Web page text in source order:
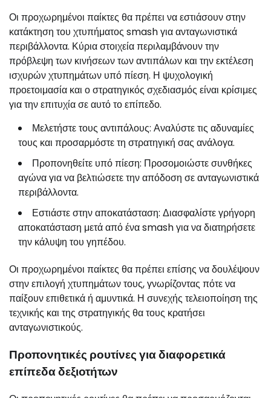
Οι προχωρημένοι παίκτες θα πρέπει να εστιάσουν στην
κατάκτηση του χτυπήματος smash για ανταγωνιστικά
περιβάλλοντα. Κύρια στοιχεία περιλαμβάνουν την
πρόβλεψη των κινήσεων των αντιπάλων και την εκτέλεση
ισχυρών χτυπημάτων υπό πίεση. Η ψυχολογική
προετοιμασία και ο στρατηγικός σχεδιασμός είναι κρίσιμες
για την επιτυχία σε αυτό το επίπεδο.
Μελετήστε τους αντιπάλους: Αναλύστε τις αδυναμίες
τους και προσαρμόστε τη στρατηγική σας ανάλογα.
Προπονηθείτε υπό πίεση: Προσομοιώστε συνθήκες
αγώνα για να βελτιώσετε την απόδοση σε ανταγωνιστικά
περιβάλλοντα.
Εστιάστε στην αποκατάσταση: Διασφαλίστε γρήγορη
αποκατάσταση μετά από ένα smash για να διατηρήσετε
την κάλυψη του γηπέδου.
Οι προχωρημένοι παίκτες θα πρέπει επίσης να δουλέψουν
στην επιλογή χτυπημάτων τους, γνωρίζοντας πότε να
παίξουν επιθετικά ή αμυντικά. Η συνεχής τελειοποίηση της
τεχνικής και της στρατηγικής θα τους κρατήσει
ανταγωνιστικούς.
Προπονητικές ρουτίνες για διαφορετικά
επίπεδα δεξιοτήτων